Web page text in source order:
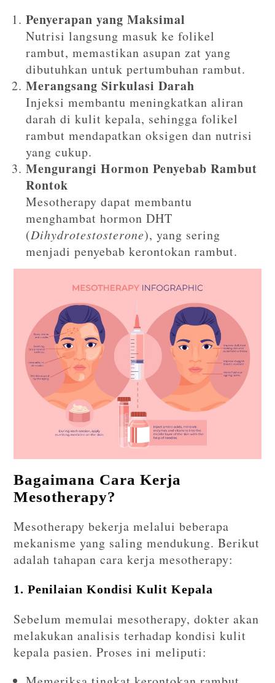
Penyerapan yang Maksimal
Nutrisi langsung masuk ke folikel
rambut, memastikan asupan zat yang
dibutuhkan untuk pertumbuhan rambut.
Merangsang Sirkulasi Darah
Injeksi membantu meningkatkan aliran
darah di kulit kepala, sehingga folikel
rambut mendapatkan oksigen dan nutrisi
yang cukup.
Mengurangi Hormon Penyebab Rambut
Rontok
Mesotherapy dapat membantu
menghambat hormon DHT
(Dihydrotestosterone), yang sering
menjadi penyebab kerontokan rambut.
Bagaimana Cara Kerja
Mesotherapy?
Mesotherapy bekerja melalui beberapa
mekanisme yang saling mendukung. Berikut
adalah tahapan cara kerja mesotherapy:
1. Penilaian Kondisi Kulit Kepala
Sebelum memulai mesotherapy, dokter akan
melakukan analisis terhadap kondisi kulit
kepala pasien. Proses ini meliputi: